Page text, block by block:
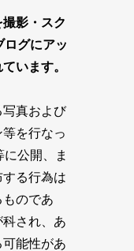
影・スク
ログにアッ
います。
真および
を行なっ
公開、ま
る行為は
のであ
され、あ
能性があ